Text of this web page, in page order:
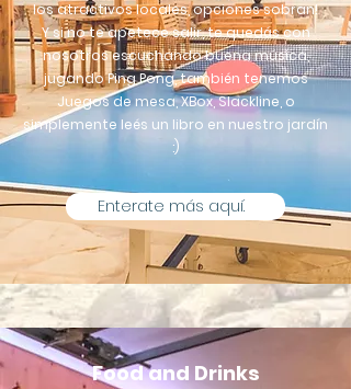
los atractivos locales, opciones sobran!
Y si no te apetece salir, te quedás con
nosotros escuchando buena música,
jugando Ping Pong, también tenemos
Juegos de mesa, XBox, Slackline, o
simplemente leés un libro en nuestro jardín
:)
Enterate más aquí.
Food and Drinks